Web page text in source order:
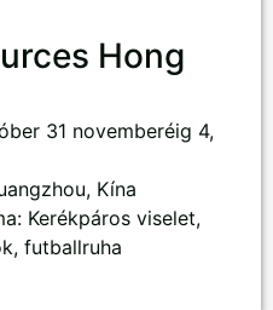
Hong
31 novemberéig 4,
Kína
Kerékpáros viselet,
futballruha